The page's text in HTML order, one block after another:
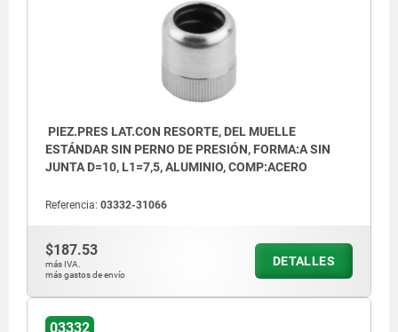
PIEZ.PRES LAT.CON RESORTE, DEL MUELLE
ESTÁNDAR SIN PERNO DE PRESIÓN, FORMA:A SIN
JUNTA D=10, L1=7,5, ALUMINIO, COMP:ACERO
Referencia: 03332-31066
$187.53
más IVA.
más gastos de envío
DETALLES
03332